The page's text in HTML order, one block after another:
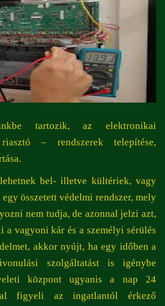
tartozik, az elektronikai
– rendszerek telepítése,
bel- illetve kültériek, vagy
összetett védelmi rendszer, mely
nem tudja, de azonnal jelzi azt,
a vagyoni kár és a személyi sérülés
akkor nyújt, ha egy időben a
szolgáltatást is igénybe
központ ugyanis a nap 24
figyeli az ingatlantól érkező